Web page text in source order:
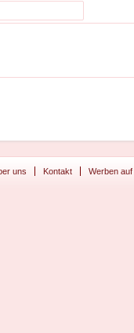
uns Kontakt Werben